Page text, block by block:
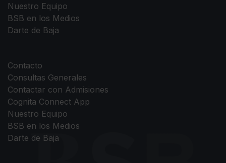
Nuestro Equipo
BSB en los Medios
Darte de Baja
Contacto
Consultas Generales
Contactar con Admisiones
Cognita Connect App
Nuestro Equipo
BSB en los Medios
Darte de Baja